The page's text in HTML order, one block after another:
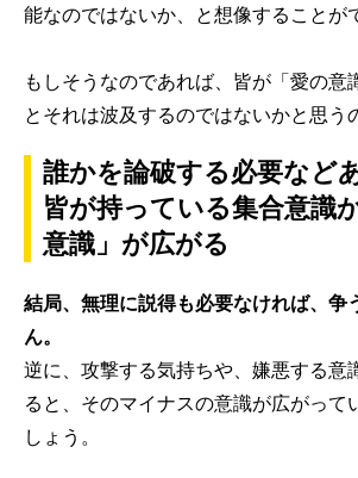
能なのではないか、と想像することが
もしそうなのであれば、皆が「愛の意
とそれは波及するのではないかと思う
誰かを論破する必要など
皆が持っている集合意識
意識」が広がる
結局、無理に説得も必要なければ、争
ん。
逆に、攻撃する気持ちや、嫌悪する意
ると、そのマイナスの意識が広がって
しょう。